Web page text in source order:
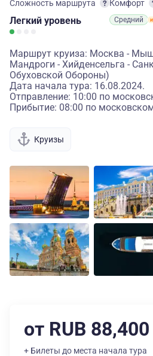
Сложность маршрута
Легкий уровень
Комфорт
Средний
Маршрут круиза: Москва -
Мандроги - Хийденсельга -
Обуховской Обороны)
Дата начала тура: 16.08.2024.
Отправление: 10:00 по
Прибытие: 08:00 по
Круизы
от RUB 88,400
+ Билеты до места начала тура